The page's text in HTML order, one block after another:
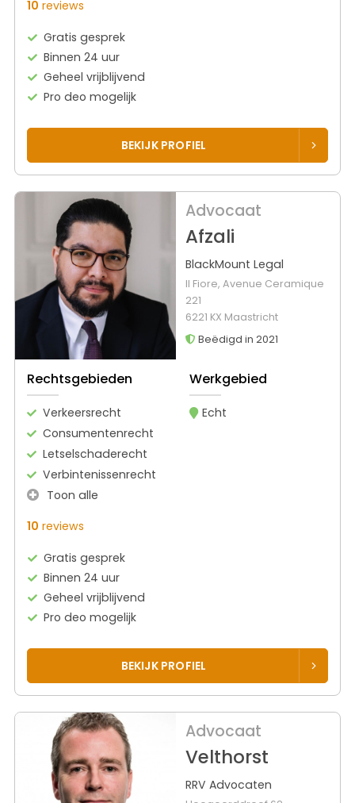
10 reviews
Gratis gesprek
Binnen 24 uur
Geheel vrijblijvend
Pro deo mogelijk
BEKIJK PROFIEL
Advocaat
Afzali
BlackMount Legal
Il Fiore, Avenue Ceramique
221
6221 KX Maastricht
Beëdigd in 2021
Rechtsgebieden
Verkeersrecht
Consumentenrecht
Letselschaderecht
Verbintenissenrecht
Toon alle
Werkgebied
Echt
10 reviews
Gratis gesprek
Binnen 24 uur
Geheel vrijblijvend
Pro deo mogelijk
BEKIJK PROFIEL
Advocaat
Velthorst
RRV Advocaten